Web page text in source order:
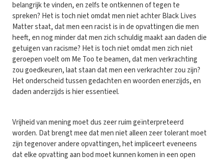
belangrijk te vinden, en zelfs te ontkennen of tegen te
spreken? Het is toch niet omdat men niet achter Black Lives
Matter staat, dat men een racist is in de opvattingen die men
heeft, en nog minder dat men zich schuldig maakt aan daden die
getuigen van racisme? Het is toch niet omdat men zich niet
geroepen voelt om Me Too te beamen, dat men verkrachting
zou goedkeuren, laat staan dat men een verkrachter zou zijn?
Het onderscheid tussen gedachten en woorden enerzijds, en
daden anderzijds is hier essentieel.
Vrijheid van mening moet dus zeer ruim geïnterpreteerd
worden. Dat brengt mee dat men niet alleen zeer tolerant moet
zijn tegenover andere opvattingen, het impliceert eveneens
dat elke opvatting aan bod moet kunnen komen in een open